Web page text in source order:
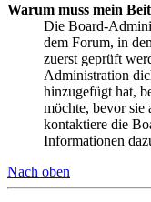
Warum muss mein
Die Board-
dem Forum, in
zuerst geprüft
Administration
hinzugefügt hat,
möchte, bevor sie
kontaktiere die
Informationen
Nach oben